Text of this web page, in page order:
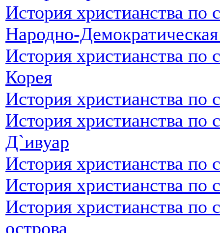
История христианства по
Народно-
История христианства по
Корея
История христианства по
История христианства по
Д`ивуар
История христианства по
История христианства по
История христианства по
острова